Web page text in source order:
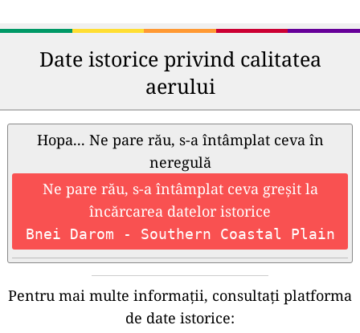
Date istorice privind calitatea
aerului
Hopa... Ne pare rău, s-a întâmplat ceva în
neregulă
Ne pare rău, s-a întâmplat ceva greșit la
încărcarea datelor istorice
Bnei Darom - Southern Coastal Plain
Pentru mai multe informații, consultați platforma
de date istorice: